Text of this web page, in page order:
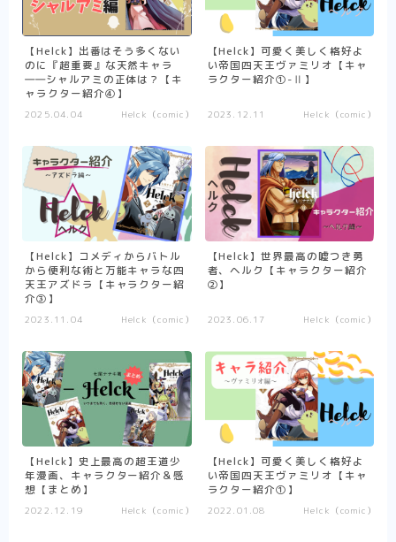
少年漫画
Helck（comic）
SPY×FAMILY
不徳のギルド
異剣戦記ヴェルンディオ
ひねくれ騎士とふわふわ姫様
その他
少女漫画
転生悪女の黒歴史
推したいしております
婚約者は溺愛のふり
死に戻り令嬢のルチェッタ
末永くよろしくお願いします
そのメイド、危険につき
その他
【Helck】出番はそう多くない
のに『超重要』な天然キャラ
――シャルアミの正体は？【キ
ャラクター紹介④】
2025.04.04 Helck（comic）
【Helck】可愛く美しく格好よ
い帝国四天王ヴァミリオ【キャ
ラクター紹介①-Ⅱ】
2023.12.11 Helck（comic）
【Helck】コメディからバトル
から便利な術と万能キャラな四
天王アズドラ【キャラクター紹
介③】
2023.11.04 Helck（comic）
【Helck】世界最高の嘘つき勇
者、ヘルク【キャラクター紹介
②】
2023.06.17 Helck（comic）
【Helck】史上最高の超王道少
年漫画、キャラクター紹介＆感
想【まとめ】
2022.12.19 Helck（comic）
【Helck】可愛く美しく格好よ
い帝国四天王ヴァミリオ【キャ
ラクター紹介①】
2022.01.08 Helck（comic）